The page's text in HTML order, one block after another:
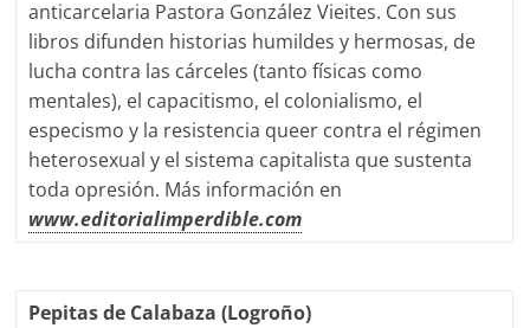
anticarcelaria Pastora González Vieites. Con sus
libros difunden historias humildes y hermosas, de
lucha contra las cárceles (tanto físicas como
mentales), el capacitismo, el colonialismo, el
especismo y la resistencia queer contra el régimen
heterosexual y el sistema capitalista que sustenta
toda opresión. Más información en
www.editorialimperdible.com
Pepitas de Calabaza (Logroño)